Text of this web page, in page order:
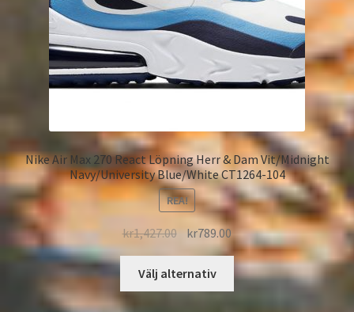
Nike Air Max 270 React Löpning Herr & Dam Vit/Midnight
Navy/University Blue/White CT1264-104
REA!
kr1,427.00 kr789.00
Välj alternativ